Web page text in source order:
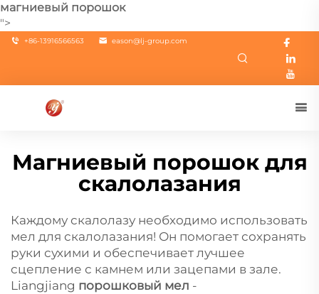
магниевый порошок
">
+86-13916566563 eason@lj-group.com
Магниевый порошок для
скалолазания
Каждому скалолазу необходимо использовать
мел для скалолазания! Он помогает сохранять
руки сухими и обеспечивает лучшее
сцепление с камнем или зацепами в зале.
Liangjiang порошковый мел -